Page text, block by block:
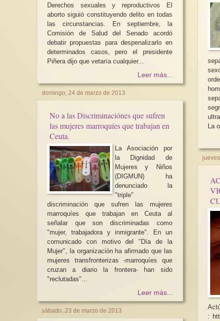
Derechos sexuales y reproductivos El
aborto siguió constituyendo delito en todas
las circunstancias. En septiembre, la
Comisión de Salud del Senado acordó
debatir propuestas para despenalizarlo en
determinados casos, pero el presidente
Piñera dijo que vetaría cualquier...
Leer más...
domingo, 24 de marzo de 2013
No a las Discriminaciónes que sufren
las mujeres marroquíes que trabajan en
Ceuta.
La Asociación por
la Dignidad de
Mujeres y Niños
(DIGMUN) ha
denunciado la
"triple"
discriminación que sufren las mujeres
marroquíes que trabajan en Ceuta al
señalar que son discriminadas como
"mujer, trabajadora y inmigrante". En un
comunicado con motivo del "Día de la
Mujer", la organización ha afirmado que las
mujeres transfronterizas -marroquíes que
cruzan a diario la frontera- han sido
"reclutadas"...
Leer más...
sábado, 23 de marzo de 2013
sexo. Las
La
: